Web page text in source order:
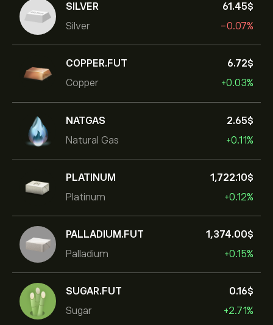
SILVER
Silver
61.45‎$‎
-0.07%
COPPER.FUT
Copper
6.72‎$‎
+0.03%
NATGAS
Natural Gas
2.65‎$‎
+0.11%
PLATINUM
Platinum
1,722.10‎$‎
+0.12%
PALLADIUM.FUT
Palladium
1,374.00‎$‎
+0.15%
SUGAR.FUT
Sugar
0.16‎$‎
+2.71%